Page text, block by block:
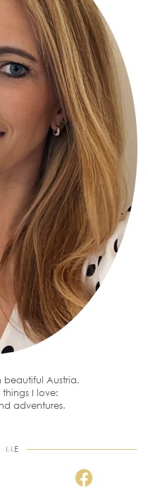
beautiful Austria.
I love:
adventures.
ME